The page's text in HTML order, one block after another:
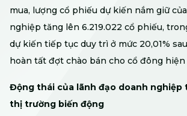
mua, lượng cổ phiếu dự kiến nắm giữ
nghiệp tăng lên 6.219.022 cổ phiếu,
dự kiến tiếp tục duy trì ở mức 20,01%
hoàn tất đợt chào bán cho cổ đông hiện
Động thái của lãnh đạo doanh nghiệp
thị trường biến động